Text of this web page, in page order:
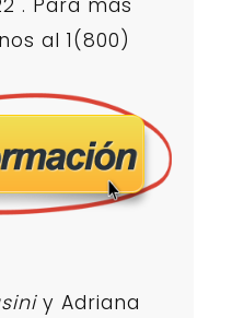
. Para más
al 1(800)
y Adriana